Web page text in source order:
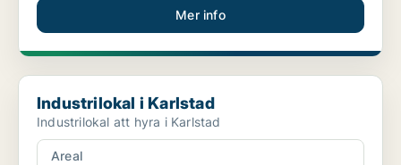
Mer info
Industrilokal i Karlstad
Industrilokal i Karlstad
Industrilokal att hyra i Karlstad
Areal